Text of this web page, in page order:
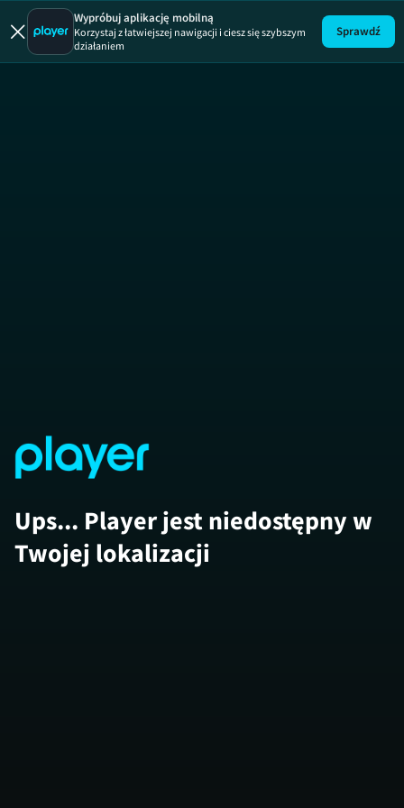
Wypróbuj aplikację mobilną
Korzystaj z łatwiejszej nawigacji i ciesz się szybszym
działaniem
Sprawdź
Ups... Player jest niedostępny w
Twojej lokalizacji